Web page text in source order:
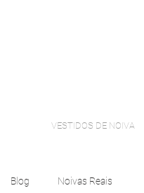
VESTIDOS DE NOIVA
Blog Noivas Reais